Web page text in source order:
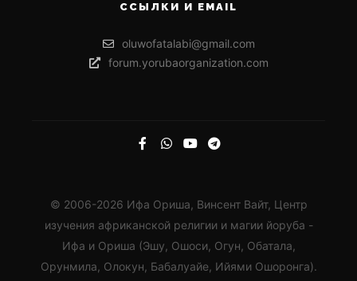
ССЫЛКИ И EMAIL
oluwofatalabi@gmail.com
forum.yorubaorganization.com
© 2006-2026 Ифа Ориша, Винсент Вайт, Центр
изучения африканской религии и магии йоруба -
Ифа и Ориша (Эшу, Ошоси, Огун, Обатала,
Орунмила, Олокун, Бабалуайе, Ийями Ошоронга).